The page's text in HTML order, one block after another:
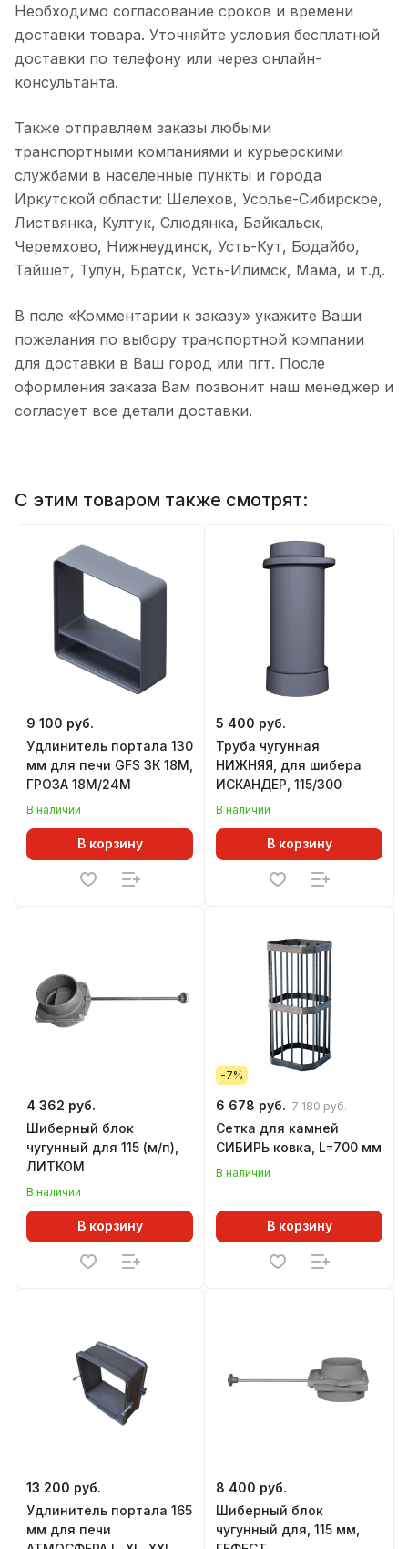
Необходимо согласование сроков и времени
доставки товара. Уточняйте условия бесплатной
доставки по телефону или через онлайн-
консультанта.
Также отправляем заказы любыми
транспортными компаниями и курьерскими
службами в населенные пункты и города
Иркутской области: Шелехов, Усолье-Сибирское,
Листвянка, Култук, Слюдянка, Байкальск,
Черемхово, Нижнеудинск, Усть-Кут, Бодайбо,
Тайшет, Тулун, Братск, Усть-Илимск, Мама, и т.д.
В поле «Комментарии к заказу» укажите Ваши
пожелания по выбору транспортной компании
для доставки в Ваш город или пгт. После
оформления заказа Вам позвонит наш менеджер и
согласует все детали доставки.
С этим товаром также смотрят:
9 100 руб.
Удлинитель портала 130
мм для печи GFS ЗК 18М,
ГРОЗА 18М/24М
В наличии
В корзину
5 400 руб.
Труба чугунная
НИЖНЯЯ, для шибера
ИСКАНДЕР, 115/300
В наличии
В корзину
4 362 руб.
Шиберный блок
чугунный для 115 (м/п),
ЛИТКОМ
В наличии
В корзину
-7%
6 678 руб. 7 180 руб.
Сетка для камней
СИБИРЬ ковка, L=700 мм
В наличии
В корзину
13 200 руб.
Удлинитель портала 165
мм для печи
8 400 руб.
Шиберный блок
чугунный для, 115 мм,